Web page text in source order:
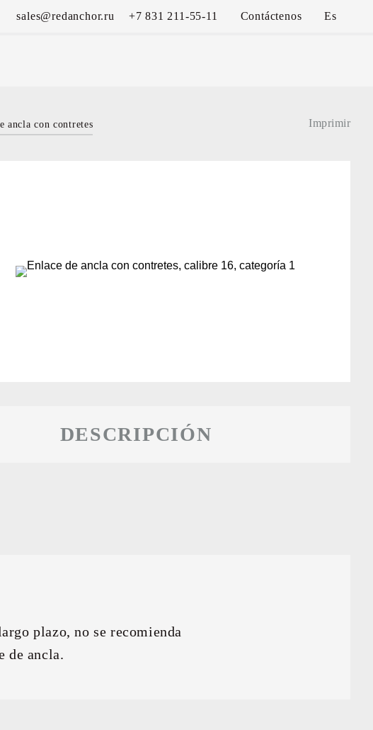
sales@redanchor.ru +7 831 211-55-11 Contáctenos Es
ancla con contretes Imprimir
DESCRIPCIÓN
plazo, no se recomienda
de ancla.